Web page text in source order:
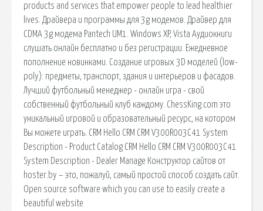
products and services that empower people to lead healthier
lives. Драйвера и программы для 3g модемов. Драйвер для
CDMA 3g модема Pantech UM1. Windows XP, Vista Аудиокниги
слушать онлайн бесплатно и без регистрации. Ежедневное
пополнение новинками. Создание игровых 3D моделей (low-
poly): предметы, транспорт, здания и интерьеров и фасадов.
Лучший футбольный менеджер - онлайн игра - свой
собственный футбольный клуб каждому. ChessKing.com это
уникальный игровой и образовательный ресурс, на котором
Вы можете играть. CRM Hello CRM CRM V300R003C41 System
Description - Product Catalog CRM Hello CRM CRM V300R003C41
System Description - Dealer Manage Конструктор сайтов от
hoster.by – это, пожалуй, самый простой способ создать сайт.
Open source software which you can use to easily create a
beautiful website